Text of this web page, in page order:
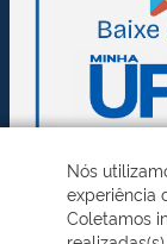
Nós
experiência
Coletamos